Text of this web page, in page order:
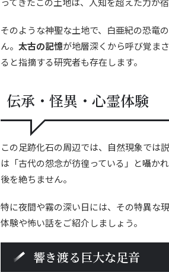
そのような神聖な土地で、白亜紀の恐竜
ん。 太古の記憶が地層深くから呼び覚ま
ると指摘する研究者も存在します。
伝承・怪異・心霊体験
この足跡化石の周辺では、自然現象では
は「古代の怨念が彷徨っている」と囁か
後を絶ちません。
特に夜間や霧の深い日には、その特異な
体験や怖い話をご紹介しましょう。
響き渡る巨大な足音